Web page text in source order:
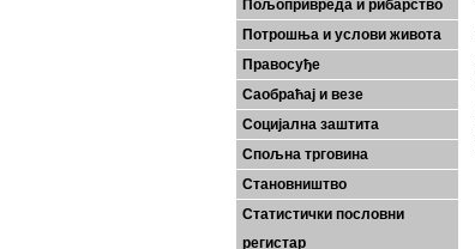
Пољопривреда и рибарство
Потрошња и услови живота
Правосуђе
Саобраћај и везе
Социјална заштита
Спољна трговина
Становништво
Статистички пословни
регистар